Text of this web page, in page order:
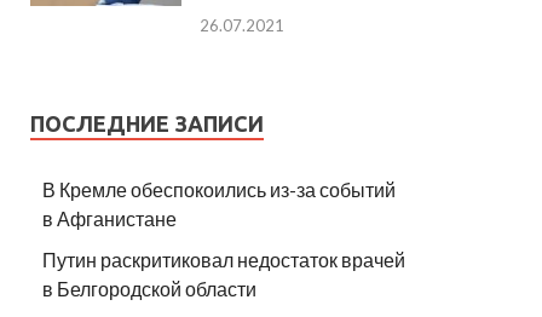
26.07.2021
ПОСЛЕДНИЕ ЗАПИСИ
В Кремле обеспокоились из-за событий
в Афганистане
Путин раскритиковал недостаток врачей
в Белгородской области